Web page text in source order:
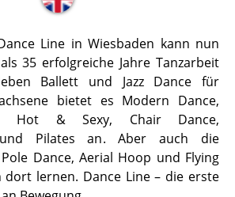
Line in Wiesbaden kann nun
35 erfolgreiche Jahre Tanzarbeit
Ballett und Jazz Dance für
bietet es Modern Dance,
Hot & Sexy, Chair Dance,
und Pilates an. Aber auch die
Dance, Aerial Hoop und Flying
dort lernen. Dance Line – die erste